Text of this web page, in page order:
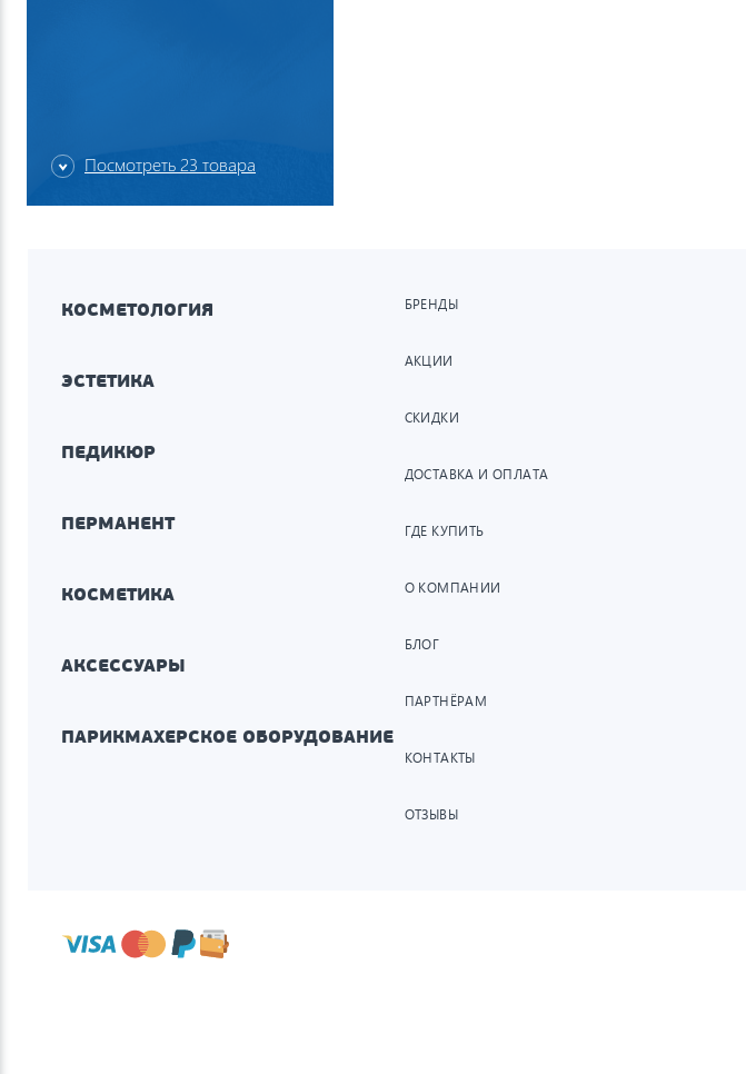
Посмотреть 23 товара
КОСМЕТОЛОГИЯ
ЭСТЕТИКА
ПЕДИКЮР
ПЕРМАНЕНТ
КОСМЕТИКА
АКСЕССУАРЫ
ПАРИКМАХЕРСКОЕ ОБОРУДОВАНИЕ
БРЕНДЫ
АКЦИИ
СКИДКИ
ДОСТАВКА И ОПЛАТА
ГДЕ КУПИТЬ
О КОМПАНИИ
БЛОГ
ПАРТНЁРАМ
КОНТАКТЫ
ОТЗЫВЫ